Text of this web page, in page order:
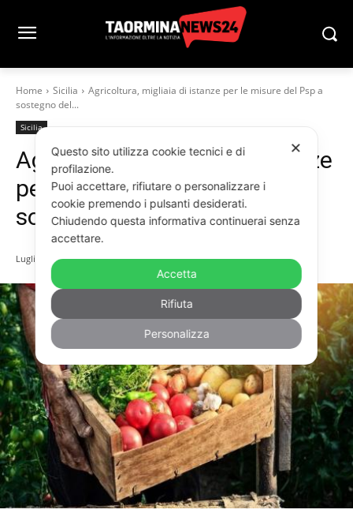
Home Sicilia
Agricoltura, migliaia di istanze per le misure del Psp a
sostegno del...
Sicilia
Agricoltura, migliaia di istanze
per le misure del Psp a
sostegno del comparto
Luglio 4, 2025
✕
Questo sito utilizza cookie tecnici e di
profilazione.
Puoi accettare, rifiutare o personalizzare i
cookie premendo i pulsanti desiderati.
Chiudendo questa informativa continuerai senza
accettare.
Accetta
Rifiuta
Personalizza